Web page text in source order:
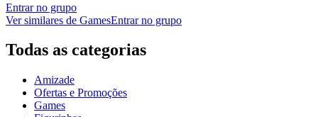
Entrar no grupo
Ver similares de GamesEntrar no grupo
Todas as categorias
Amizade
Ofertas e Promoções
Games